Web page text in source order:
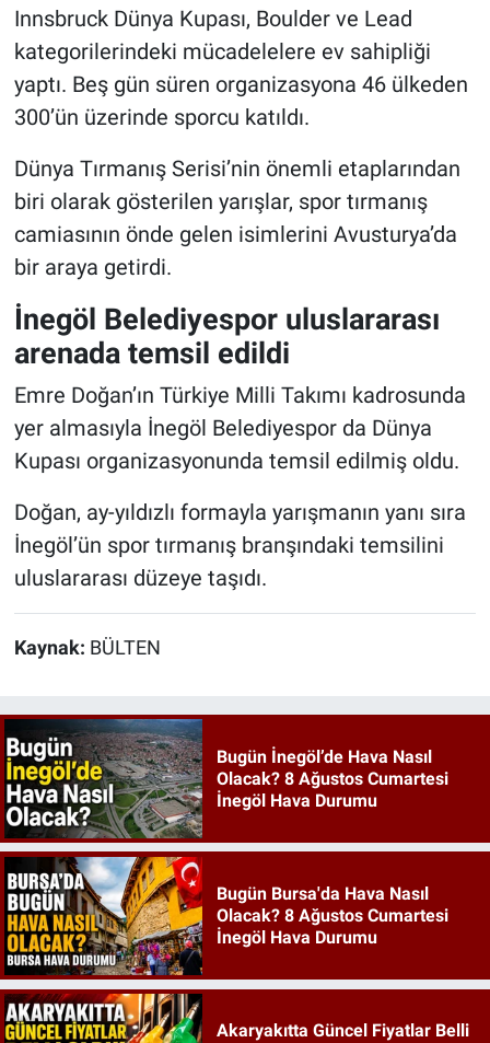
Innsbruck Dünya Kupası, Boulder ve Lead
kategorilerindeki mücadelelere ev sahipliği
yaptı. Beş gün süren organizasyona 46 ülkeden
300’ün üzerinde sporcu katıldı.
Dünya Tırmanış Serisi’nin önemli etaplarından
biri olarak gösterilen yarışlar, spor tırmanış
camiasının önde gelen isimlerini Avusturya’da
bir araya getirdi.
İnegöl Belediyespor uluslararası
arenada temsil edildi
Emre Doğan’ın Türkiye Milli Takımı kadrosunda
yer almasıyla İnegöl Belediyespor da Dünya
Kupası organizasyonunda temsil edilmiş oldu.
Doğan, ay-yıldızlı formayla yarışmanın yanı sıra
İnegöl’ün spor tırmanış branşındaki temsilini
uluslararası düzeye taşıdı.
Kaynak: BÜLTEN
Bugün İnegöl’de Hava Nasıl
Olacak? 8 Ağustos Cumartesi
İnegöl Hava Durumu
Bugün Bursa'da Hava Nasıl
Olacak? 8 Ağustos Cumartesi
İnegöl Hava Durumu
Akaryakıtta Güncel Fiyatlar Belli